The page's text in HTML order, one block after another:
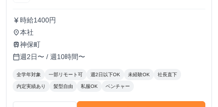
currency_yen 時給1400円
place本社
train神保町
calendar_today週2日〜 / 週10時間〜
全学年対象 一部リモート可 週2日以下OK 未経験OK 社長直下
内定実績あり 髪型自由 私服OK ベンチャー